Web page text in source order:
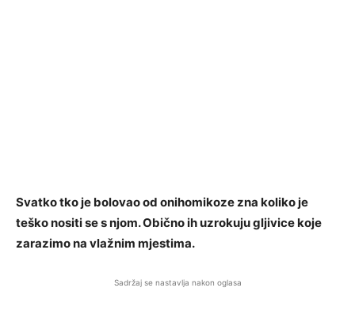
Svatko tko je bolovao od onihomikoze zna koliko je
teško nositi se s njom. Obično ih uzrokuju gljivice koje
zarazimo na vlažnim mjestima.
Sadržaj se nastavlja nakon oglasa